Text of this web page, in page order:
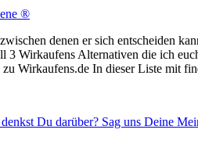
®
denen er sich entscheiden
Wirkaufens Alternativen die ich
Wirkaufens.de In dieser Liste mit
Du darüber? Sag uns Deine